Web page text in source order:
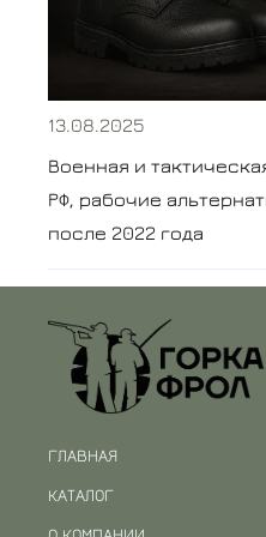
13.08.2025
Военная и
РФ, рабочие
после 2022 года
ГЛАВНАЯ
КАТАЛОГ